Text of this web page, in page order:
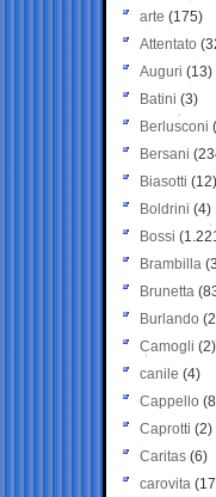
arte (175)
Attentato
Auguri (13)
Batini (3)
Berlusconi
Bersani
Biasotti (12)
Boldrini (4)
Bossi
Brambilla
Brunetta
Burlando
Camogli (2)
canile (4)
Cappello
Caprotti (2)
Caritas (6)
carovita